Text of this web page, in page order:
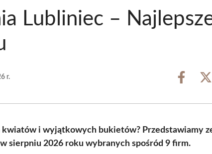
Lubliniec –
r.
Share
kwiatów i wyjątkowych bukietów? Przedstawiamy
sierpniu 2026 roku wybranych spośród 9 firm.